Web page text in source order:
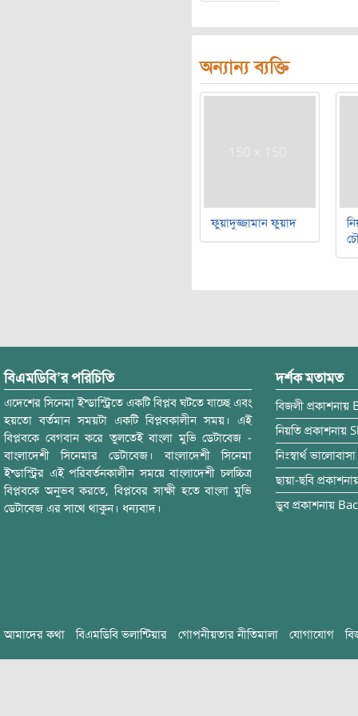
অন্যান্য ব্যক্তি
ফুয়াদুজ্জামান ফুয়াদ
বিএমডিবি’র পরিচিতি
এদেশের সিনেমা ইন্ডাস্ট্রিতে একটি বিপ্লব ঘটতে যাচ্ছে এবং
হয়তো বর্তমান সময়টা একটি বিপ্লবকালীন সময়। এই
বিপ্লবকে বেগবান করে তুলতেই বাংলা মুভি ডেটাবেজ -
বাংলাদেশী সিনেমার ডেটাবেজ। বাংলাদেশী সিনেমা
ইন্ডাস্ট্রির এই পরিবর্তনকালীন সময়ে বাংলাদেশী চলচ্চিত্র
বিপ্লবকে অনুভব করতে, বিপ্লবের সাক্ষী হতে বাংলা মুভি
ডেটাবেজ এর সাথে থাকুন। ধন্যবাদ।
দর্শক মতামত
বিজলী প্রকাশনায়
নিয়তি প্রকাশনায়
নিঃস্বার্থ ভালোবাসা
ছায়া-ছবি
ডুব প্রকাশনায়
আমাদের কথা বিএমডিবি ভলান্টিয়ার গোপনীয়তার নীতিমালা যোগাযোগ